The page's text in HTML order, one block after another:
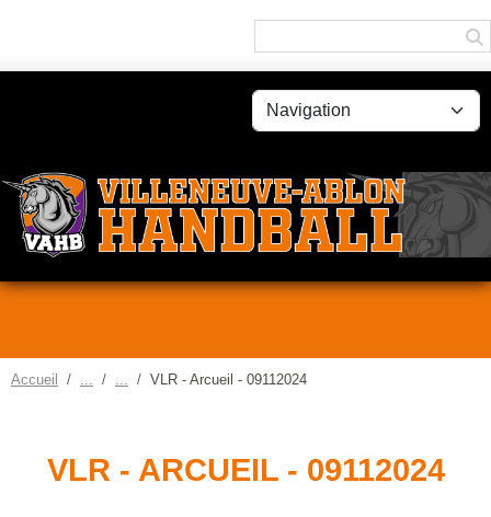
Accueil VLR - Arcueil - 09112024
VLR - ARCUEIL - 09112024